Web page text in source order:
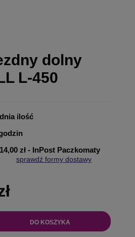
dolny
L-450
ilość
zł - InPost Paczkomaty
sprawdź formy dostawy
DO KOSZYKA